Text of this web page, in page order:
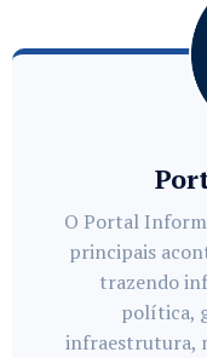
O Portal
principais
trazendo
política,
infraestrutura,